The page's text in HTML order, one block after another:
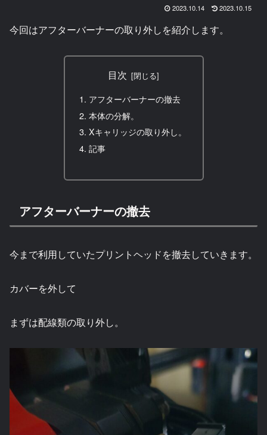
2023.10.14 2023.10.15
今回はアフターバーナーの取り外しを紹介します。
目次
アフターバーナーの撤去
本体の分解。
Xキャリッジの取り外し。
記事
アフターバーナーの撤去
今まで利用していたプリントヘッドを撤去していきます。
カバーを外して
まずは配線類の取り外し。